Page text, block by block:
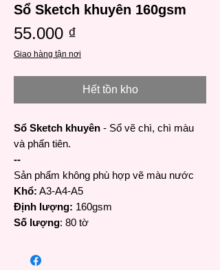
Sổ Sketch khuyên 160gsm
55.000 ₫
Giao hàng tận nơi
Hết tồn kho
Sổ Sketch khuyên - Sổ vẽ chì, chì màu
và phấn tiên.
--
Sản phẩm không phù hợp vẽ màu nước
Khổ: A3-A4-A5
Định lượng: 160gsm
Số lượng: 80 tờ